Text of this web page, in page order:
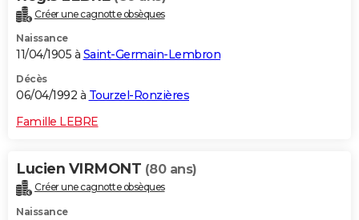
Créer une cagnotte obsèques
Naissance
11/04/1905 à Saint-Germain-Lembron
Décès
06/04/1992 à Tourzel-Ronzières
Famille LEBRE
Lucien VIRMONT (80 ans)
Créer une cagnotte obsèques
Naissance